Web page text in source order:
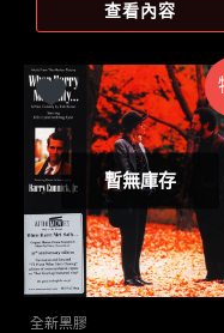
查看內容
暫無庫存
全新黑膠